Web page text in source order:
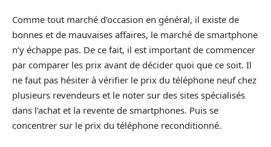
Comme tout marché d’occasion en général, il existe de
bonnes et de mauvaises affaires, le marché de smartphone
n’y échappe pas. De ce fait, il est important de commencer
par comparer les prix avant de décider quoi que ce soit. Il
ne faut pas hésiter à vérifier le prix du téléphone neuf chez
plusieurs revendeurs et le noter sur des sites spécialisés
dans l’achat et la revente de smartphones. Puis se
concentrer sur le prix du téléphone reconditionné.